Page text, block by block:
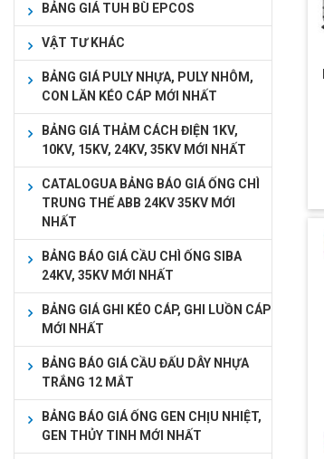
BẢNG GIÁ TUH BÙ EPCOS
VẬT TƯ KHÁC
BẢNG GIÁ PULY NHỰA, PULY NHÔM,
CON LĂN KÉO CÁP MỚI NHẤT
BẢNG GIÁ THẢM CÁCH ĐIỆN 1KV,
10KV, 15KV, 24KV, 35KV MỚI NHẤT
CATALOGUA BẢNG BÁO GIÁ ỐNG CHÌ
TRUNG THẾ ABB 24KV 35KV MỚI
NHẤT
BẢNG BÁO GIÁ CẦU CHÌ ỐNG SIBA
24KV, 35KV MỚI NHẤT
BẢNG GIÁ GHI KÉO CÁP, GHI LUỒN CÁP
MỚI NHẤT
BẢNG BÁO GIÁ CẦU ĐẤU DÂY NHỰA
TRẮNG 12 MẮT
BẢNG BÁO GIÁ ỐNG GEN CHỊU NHIỆT,
GEN THỦY TINH MỚI NHẤT